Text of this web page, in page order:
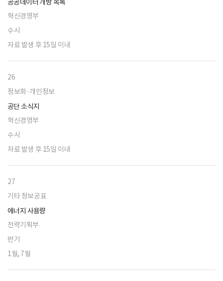
공공데이터 개방 목록
혁신경영부
수시
자료 발생 후 15일 이내
26
정보화·개인정보
공단 소식지
혁신경영부
수시
자료 발생 후 15일 이내
27
기타 정보공표
에너지 사용량
전략기획부
반기
1월, 7월